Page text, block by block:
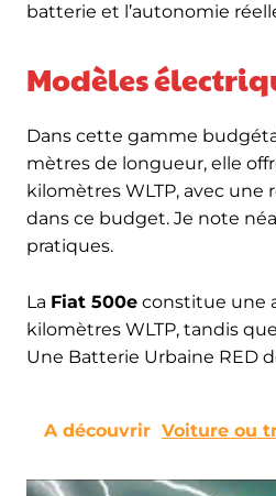
batterie et l’autonomie
Modèles
Dans cette gamme
mètres de longueur, elle
kilomètres WLTP, avec une
dans ce budget. Je note
pratiques.
La Fiat 500e constitue une
kilomètres WLTP, tandis
Une Batterie Urbaine RED
A découvrir Voiture ou